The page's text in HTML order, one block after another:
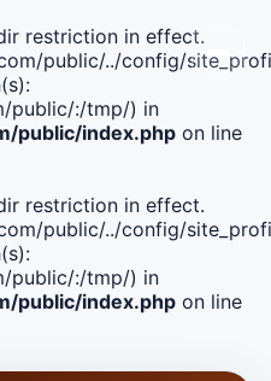
restriction in effect.
public/../config/
public/:/tmp/) in
public/index.php on line
restriction in effect.
public/../config/
public/:/tmp/) in
public/index.php on line